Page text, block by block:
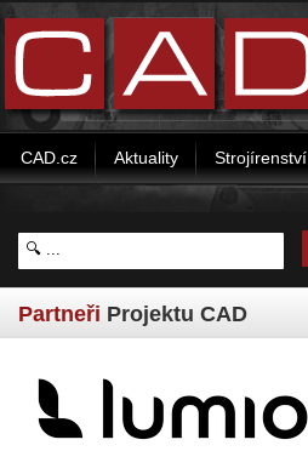
CAD.cz Aktuality Strojírenství
Partneři Projektu CAD